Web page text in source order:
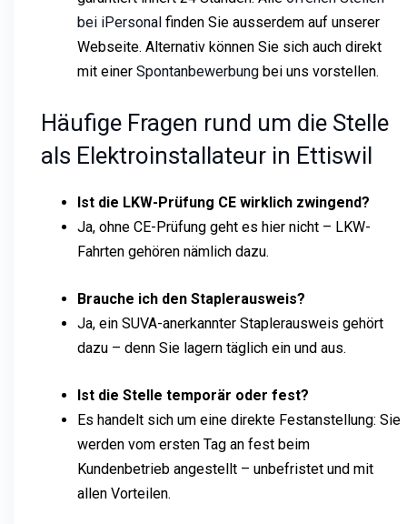
bei iPersonal finden Sie ausserdem auf unserer
Webseite. Alternativ können Sie sich auch direkt
mit einer Spontanbewerbung bei uns vorstellen.
Häufige Fragen rund um die Stelle
als Elektroinstallateur in Ettiswil
Ist die LKW-Prüfung CE wirklich zwingend?
Ja, ohne CE-Prüfung geht es hier nicht – LKW-
Fahrten gehören nämlich dazu.
Brauche ich den Staplerausweis?
Ja, ein SUVA-anerkannter Staplerausweis gehört
dazu – denn Sie lagern täglich ein und aus.
Ist die Stelle temporär oder fest?
Es handelt sich um eine direkte Festanstellung: Sie
werden vom ersten Tag an fest beim
Kundenbetrieb angestellt – unbefristet und mit
allen Vorteilen.